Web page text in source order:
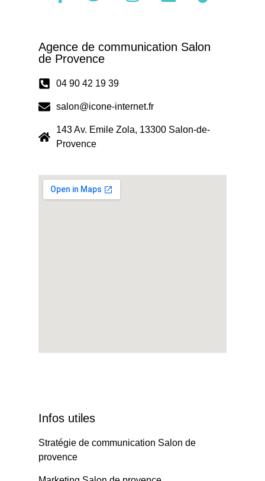
Agence de communication Salon
de Provence
04 90 42 19 39
salon@icone-internet.fr
143 Av. Emile Zola, 13300 Salon-de-
Provence
Infos utiles
Stratégie de communication Salon de
provence